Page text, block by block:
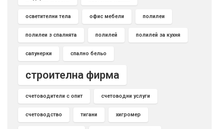
осветителни тела офис мебели полилеи
полилеи з спалнята полилей полилей за кухня
сапунерки спално бельо
строителна фирма
счетоводители с опит счетоводни услуги
счетоводство тигани хигромер